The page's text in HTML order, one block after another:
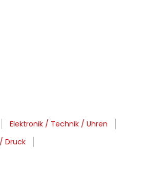
Elektronik / Technik / Uhren
Druck